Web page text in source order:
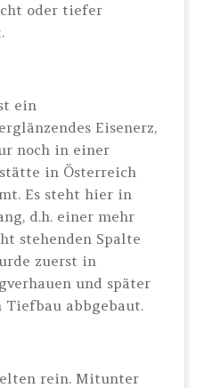
oder tiefer
ein
Eisenerz,
noch in einer
in Österreich
Es steht hier in
d.h. einer mehr
stehenden Spalte
zuerst in
und später
abbgebaut.
rein. Mitunter